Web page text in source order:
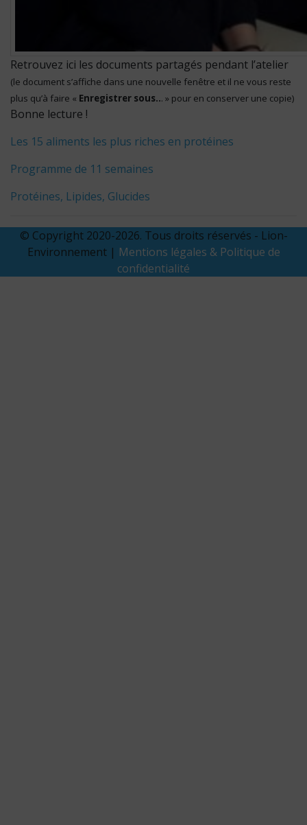
Retrouvez ici les documents partagés pendant l’atelier
(le document s’affiche dans une nouvelle fenêtre et il ne vous reste
plus qu’à faire « Enregistrer sous... » pour en conserver une copie)
Bonne lecture !
Les 15 aliments les plus riches en protéines
Programme de 11 semaines
Protéines, Lipides, Glucides
© Copyright 2020-2026. Tous droits réservés - Lion-
Environnement | Mentions légales & Politique de
confidentialité